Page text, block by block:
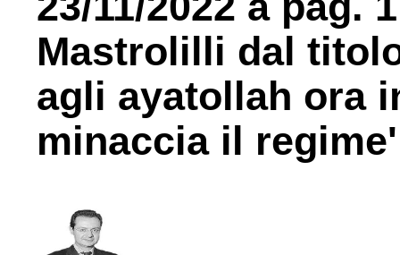
Mastrolilli dal
agli ayatollah ora
minaccia il